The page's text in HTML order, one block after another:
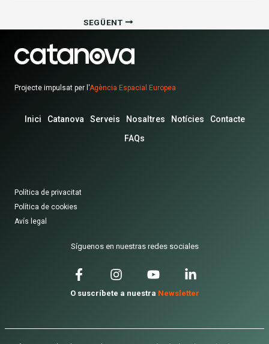
SEGÜENT
Projecte impulsat per l'Agència Espacial Europea
Inici Catanova Serveis Nosaltres Notícies
Contacte
FAQs
Política de privacitat
Política de cookies
Avís legal
Síguenos en nuestras redes sociales
O suscríbete a nuestra Newsletter